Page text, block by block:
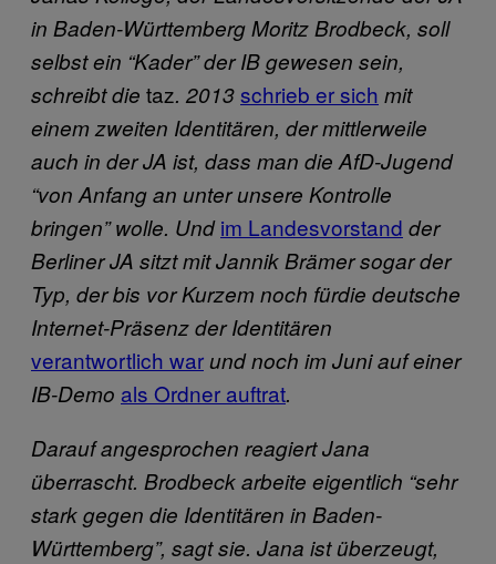
in Baden-Württemberg Moritz Brodbeck, soll
selbst ein “Kader” der IB gewesen sein,
schreibt die taz. 2013schrieb er sich mit
einem zweiten Identitären, der mittlerweile
auch in der JA ist, dass man die AfD-Jugend
“von Anfang an unter unsere Kontrolle
bringen” wolle. Undim Landesvorstand der
BerlinerJA sitzt mit Jannik Brämer sogar der
Typ, der bis vor Kurzem noch fürdie deutsche
Internet-Präsenz der Identitären
verantwortlich warund noch im Juni auf einer
IB-Demo als Ordner auftrat.
Darauf angesprochen reagiert Jana
überrascht. Brodbeck arbeite eigentlich “sehr
stark gegen die Identitären in Baden-
Württemberg”, sagt sie. Jana ist überzeugt,